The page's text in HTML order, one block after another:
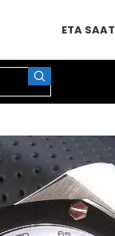
ETA SAAT